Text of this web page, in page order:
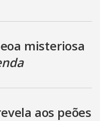
misteriosa
aos peões